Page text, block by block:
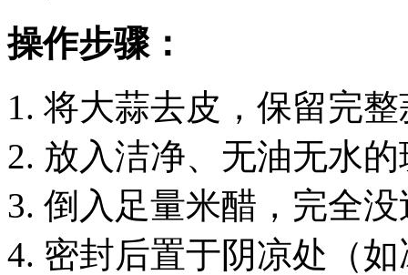
操作步骤：
将大蒜去皮，保留完
放入洁净、无油无水
倒入足量米醋，完全
密封后置于阴凉处（